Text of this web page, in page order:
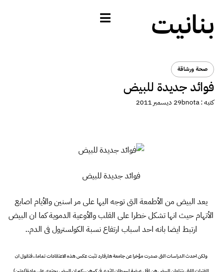
بنانيت
صحة ورشاقة
فوائد جديدة للبيض
كتبه :bnota29 ديسمبر 2011
فوائد جديدة للبيض
يعد البيض من الأطمعة التى توجه اليها على مر اسنين والأيام اصابع
الأتهام حيث انها تشكل خطرا على القلب والأوعية الدموية كما ان البيض
ارتبط ايضا بانه احد اسباب ارتفاع نسبة الكولسترول فى الدم..
ولكن احدث الدراسات التى صدرت مؤخرا عن جامعة هارفارد تثبت عكس هذه الاعتقادات تماما..فتقول ان